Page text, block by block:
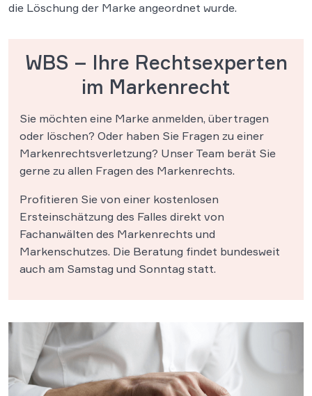
die Löschung der Marke angeordnet wurde.
WBS – Ihre Rechtsexperten
im Markenrecht
Sie möchten eine Marke anmelden, übertragen
oder löschen? Oder haben Sie Fragen zu einer
Markenrechtsverletzung? Unser Team berät Sie
gerne zu allen Fragen des Markenrechts.
Profitieren Sie von einer kostenlosen
Ersteinschätzung des Falles direkt von
Fachanwälten des Markenrechts und
Markenschutzes. Die Beratung findet bundesweit
auch am Samstag und Sonntag statt.